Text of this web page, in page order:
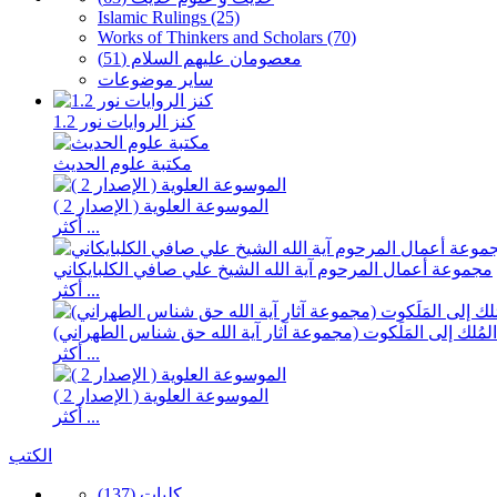
Islamic Rulings (25)
Works of Thinkers and Scholars (70)
معصومان علیهم السلام (51)
سایر موضوعات
كنز الروايات نور 1.2
مكتبة علوم الحديث
الموسوعة العلوية ( الإصدار 2 )
أكثر ...
مجموعة أعمال المرحوم آية الله الشيخ علي صافي الكلبايكاني
أكثر ...
إلى المَلَكوت (مجموعة آثار آية الله حق شناس الطهراني)
أكثر ...
الموسوعة العلوية ( الإصدار 2 )
أكثر ...
الكتب